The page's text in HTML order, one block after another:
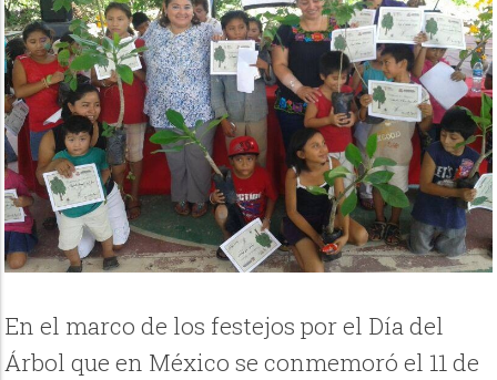
En el marco de los festejos por el Día del
Árbol que en México se conmemoró el 11 de